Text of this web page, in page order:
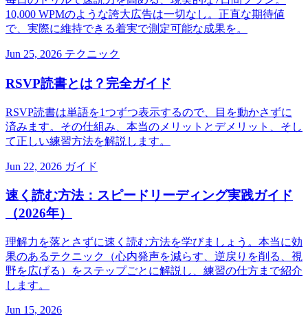
10,000 WPMのような誇大広告は一切なし。正直な期待値
で、実際に維持できる着実で測定可能な成果を。
Jun 25, 2026 テクニック
RSVP読書とは？完全ガイド
RSVP読書は単語を1つずつ表示するので、目を動かさずに
済みます。その仕組み、本当のメリットとデメリット、そし
て正しい練習方法を解説します。
Jun 22, 2026 ガイド
速く読む方法：スピードリーディング実践ガイド
（2026年）
理解力を落とさずに速く読む方法を学びましょう。本当に効
果のあるテクニック（心内発声を減らす、逆戻りを削る、視
野を広げる）をステップごとに解説し、練習の仕方まで紹介
します。
Jun 15, 2026